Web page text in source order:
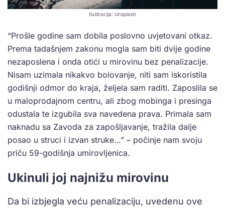
Ilustracija: Unsplash
“Prošle godine sam dobila poslovno uvjetovani otkaz.
Prema tadašnjem zakonu mogla sam biti dvije godine
nezaposlena i onda otići u mirovinu bez penalizacije.
Nisam uzimala nikakvo bolovanje, niti sam iskoristila
godišnji odmor do kraja, željela sam raditi. Zaposlila se
u maloprodajnom centru, ali zbog mobinga i presinga
odustala te izgubila sva navedena prava. Primala sam
naknadu sa Zavoda za zapošljavanje, tražila dalje
posao u struci i izvan struke…” – počinje nam svoju
priču 59-godišnja umirovljenica.
Ukinuli joj najnižu mirovinu
Da bi izbjegla veću penalizaciju, uvedenu ove